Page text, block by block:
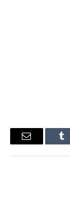
Tumblr
البريد